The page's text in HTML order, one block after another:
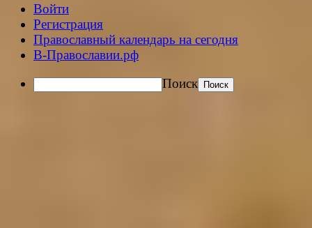
Войти
Регистрация
Православный календарь на сегодня
В-Православии.рф
Поиск